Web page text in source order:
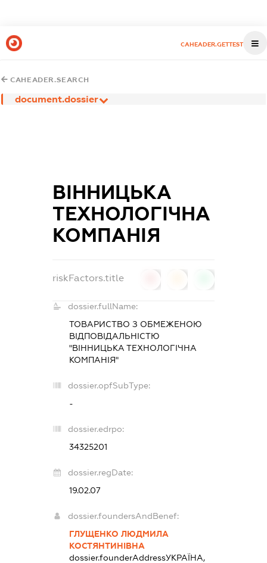
CAHEADER.GETTEST
CAHEADER.SEARCH
document.dossier
ВІННИЦЬКА
ТЕХНОЛОГІЧНА
КОМПАНІЯ
riskFactors.title
dossier.fullName:
ТОВАРИСТВО З ОБМЕЖЕНОЮ
ВІДПОВІДАЛЬНІСТЮ
"ВІННИЦЬКА ТЕХНОЛОГІЧНА
КОМПАНІЯ"
dossier.opfSubType:
-
dossier.edrpo:
34325201
dossier.regDate:
19.02.07
dossier.foundersAndBenef:
ГЛУЩЕНКО ЛЮДМИЛА
КОСТЯНТИНІВНА
dossier.founderAddressУКРАЇНА,